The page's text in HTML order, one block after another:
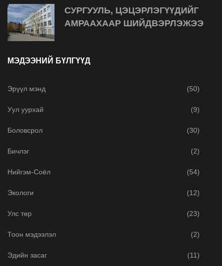
СУРГУУЛЬ, ЦЭЦЭРЛЭГҮҮДИЙГ
АМРААХААР ШИЙДВЭРЛЭЖЭЭ
МЭДЭЭНИЙ БҮЛГҮҮД
Эрүүл мэнд (50)
Уул уурхай (9)
Боловсрол (30)
Бичлэг (2)
Нийгэм-Соёл (54)
Экологи (12)
Улс төр (23)
Тоон мэдээлэл (2)
Эдийн засаг (11)